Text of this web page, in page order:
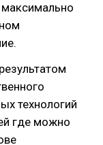
максимально
технологий
где можно